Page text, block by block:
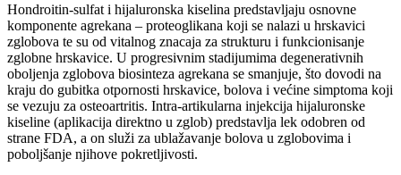
Hondroitin-sulfat i hijaluronska kiselina predstavljaju osnovne
komponente agrekana – proteoglikana koji se nalazi u hrskavici
zglobova te su od vitalnog znacaja za strukturu i funkcionisanje
zglobne hrskavice. U progresivnim stadijumima degenerativnih
oboljenja zglobova biosinteza agrekana se smanjuje, što dovodi na
kraju do gubitka otpornosti hrskavice, bolova i većine simptoma koji
se vezuju za osteoartritis. Intra-artikularna injekcija hijaluronske
kiseline (aplikacija direktno u zglob) predstavlja lek odobren od
strane FDA, a on služi za ublažavanje bolova u zglobovima i
poboljšanje njihove pokretljivosti.